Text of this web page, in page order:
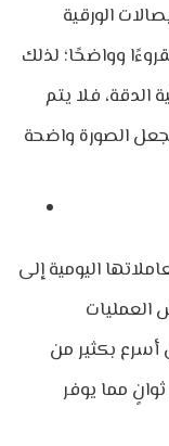
الورقية
وواضحًا؛ لذلك
الدقة، فلا يتم
اليومية إلى
العمليات
أسرع بكثير من
مما يوفر